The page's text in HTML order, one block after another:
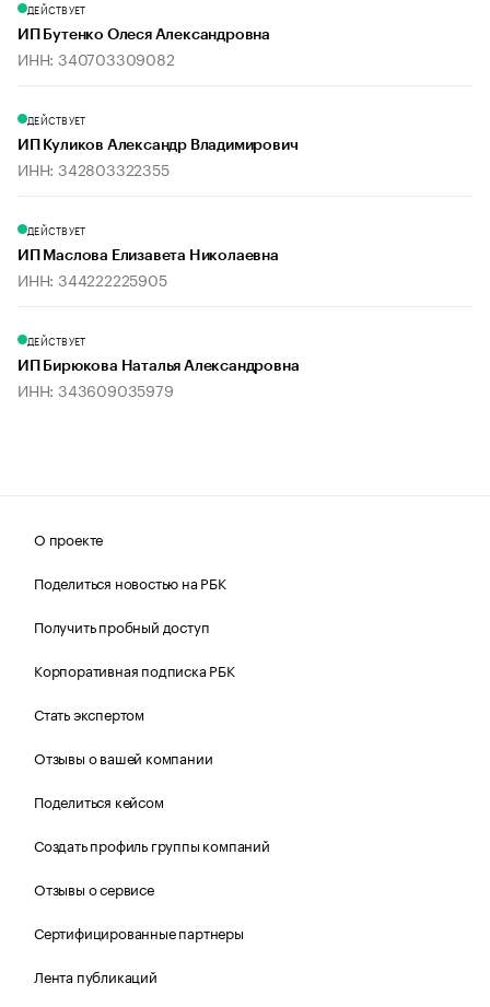
ДЕЙСТВУЕТ
ИП Бутенко Олеся Александровна
ИНН: 340703309082
ДЕЙСТВУЕТ
ИП Куликов Александр Владимирович
ИНН: 342803322355
ДЕЙСТВУЕТ
ИП Маслова Елизавета Николаевна
ИНН: 344222225905
ДЕЙСТВУЕТ
ИП Бирюкова Наталья Александровна
ИНН: 343609035979
О проекте
Поделиться новостью на РБК
Получить пробный доступ
Корпоративная подписка РБК
Стать экспертом
Отзывы о вашей компании
Поделиться кейсом
Создать профиль группы компаний
Отзывы о сервисе
Сертифицированные партнеры
Лента публикаций